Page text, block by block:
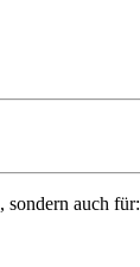
, sondern auch für: